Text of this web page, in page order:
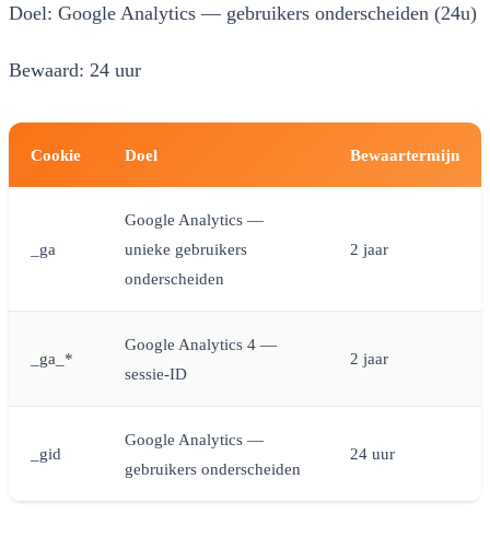
Doel: Google Analytics — gebruikers onderscheiden (24u)
Bewaard: 24 uur
Cookie Doel Bewaartermijn
_ga
Google Analytics —
unieke gebruikers
onderscheiden
2 jaar
_ga_*
Google Analytics 4 —
sessie-ID
2 jaar
_gid
Google Analytics —
gebruikers onderscheiden
24 uur